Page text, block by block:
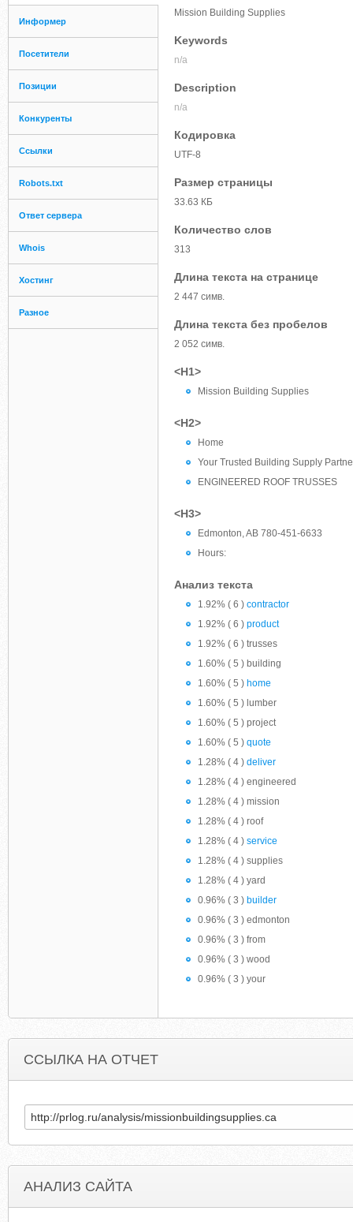
Информер
Посетители
Позиции
Конкуренты
Ссылки
Robots.txt
Ответ сервера
Whois
Хостинг
Разное
Mission Building Supplies
Keywords
n/a
Description
n/a
Кодировка
UTF-8
Размер страницы
33.63 КБ
Количество слов
313
Длина текста на странице
2 447 симв.
Длина текста без пробелов
2 052 симв.
<H1>
Mission Building Supplies
<H2>
Home
Your Trusted Building Supply
ENGINEERED ROOF TRUSSES
<H3>
Edmonton, AB 780-451-6633
Hours:
Анализ текста
1.92% ( 6 ) contractor
1.92% ( 6 ) product
1.92% ( 6 ) trusses
1.60% ( 5 ) building
1.60% ( 5 ) home
1.60% ( 5 ) lumber
1.60% ( 5 ) project
1.60% ( 5 ) quote
1.28% ( 4 ) deliver
1.28% ( 4 ) engineered
1.28% ( 4 ) mission
1.28% ( 4 ) roof
1.28% ( 4 ) service
1.28% ( 4 ) supplies
1.28% ( 4 ) yard
0.96% ( 3 ) builder
0.96% ( 3 ) edmonton
0.96% ( 3 ) from
0.96% ( 3 ) wood
0.96% ( 3 ) your
ССЫЛКА НА ОТЧЕТ
АНАЛИЗ САЙТА